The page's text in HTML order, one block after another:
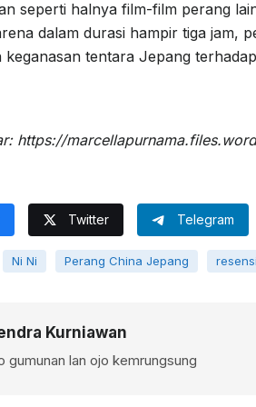
seperti halnya film-film perang
dalam durasi hampir tiga jam,
keganasan tentara Jepang
https://
Twitter Telegram
Ni Ni Perang China Jepang
Kurniawan
gumunan lan ojo kemrungsung